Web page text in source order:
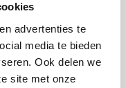
advertenties te
media te bieden
Ook delen we
site met onze